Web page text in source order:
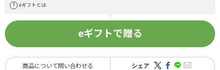
eギフトとは
eギフトで贈る
商品について問い合わせる シェア